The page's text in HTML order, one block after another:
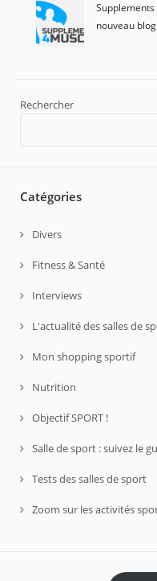
Supplements
nouveau
Rechercher
Catégories
Divers
Fitness & Santé
Interviews
L'actualité des salles de
Mon shopping sportif
Nutrition
Objectif SPORT !
Salle de sport : suivez le
Tests des salles de sport
Zoom sur les activités